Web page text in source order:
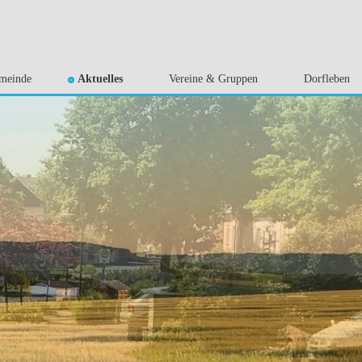
Aktuelles Vereine & Gruppen Dorfleben